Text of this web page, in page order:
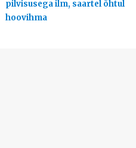
pilvisusega ilm, saartel õhtul
hoovihma